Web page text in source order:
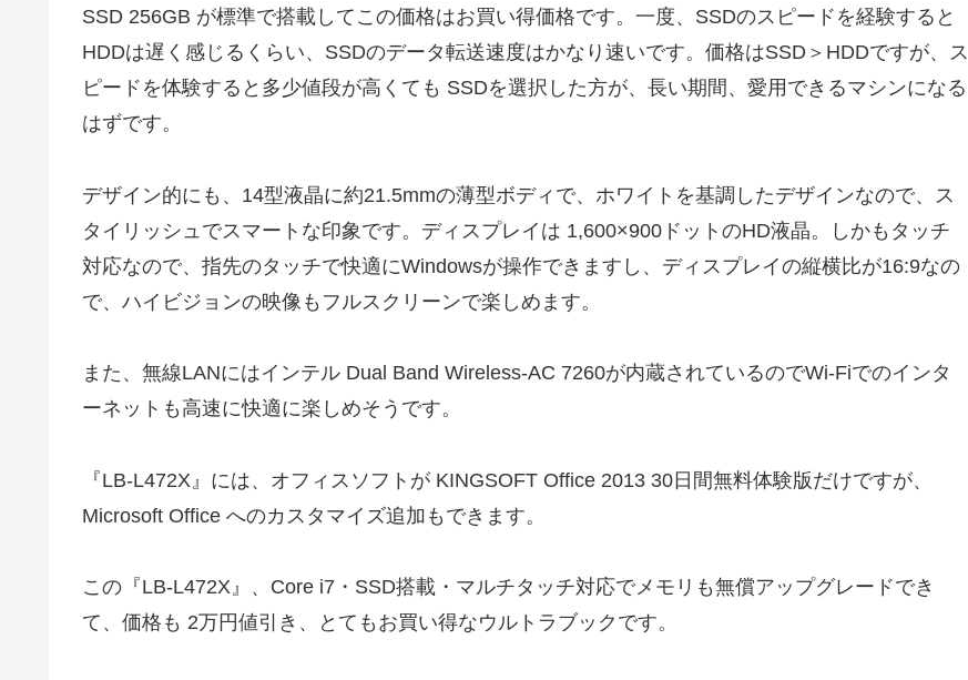
SSD 256GB が標準で搭載してこの価格はお買い得価格です。一度、SSDのスピードを経験すると
HDDは遅く感じるくらい、SSDのデータ転送速度はかなり速いです。価格はSSD＞HDDですが、ス
ピードを体験すると多少値段が高くても SSDを選択した方が、長い期間、愛用できるマシンになる
はずです。
デザイン的にも、14型液晶に約21.5mmの薄型ボディで、ホワイトを基調したデザインなので、ス
タイリッシュでスマートな印象です。ディスプレイは 1,600×900ドットのHD液晶。しかもタッチ
対応なので、指先のタッチで快適にWindowsが操作できますし、ディスプレイの縦横比が16:9なの
で、ハイビジョンの映像もフルスクリーンで楽しめます。
また、無線LANにはインテル Dual Band Wireless-AC 7260が内蔵されているのでWi-Fiでのインタ
ーネットも高速に快適に楽しめそうです。
『LB-L472X』には、オフィスソフトが KINGSOFT Office 2013 30日間無料体験版だけですが、
Microsoft Office へのカスタマイズ追加もできます。
この『LB-L472X』、Core i7・SSD搭載・マルチタッチ対応でメモリも無償アップグレードでき
て、価格も 2万円値引き、とてもお買い得なウルトラブックです。